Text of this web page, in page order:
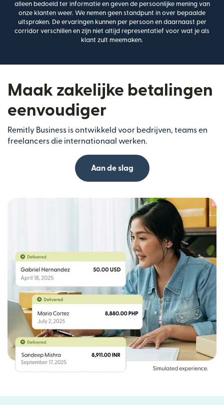
alleen bedoeld ter informatie en geven de persoonlijke mening van
onze klanten weer. We nemen geen standpunt in over bepaalde
uitspraken. De ervaringen kunnen per persoon en daarnaast per
corridor verschillen en zijn niet altijd representatief voor wat je als
klant zult meemaken.
Maak zakelijke betalingen
eenvoudiger
Remitly Business is ontwikkeld voor bedrijven, teams en
freelancers die internationaal werken.
Aan de slag